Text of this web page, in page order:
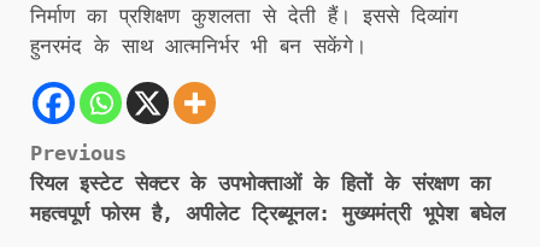
निर्माण का प्रशिक्षण कुशलता से देती हैं। इससे दिव्यांग
हुनरमंद के साथ आत्मनिर्भर भी बन सकेंगे।
Post
navigation
Previous
रियल इस्टेट सेक्टर के उपभोक्ताओं के हितों के संरक्षण का
महत्वपूर्ण फोरम है, अपीलेट ट्रिब्यूनल: मुख्यमंत्री भूपेश बघेल